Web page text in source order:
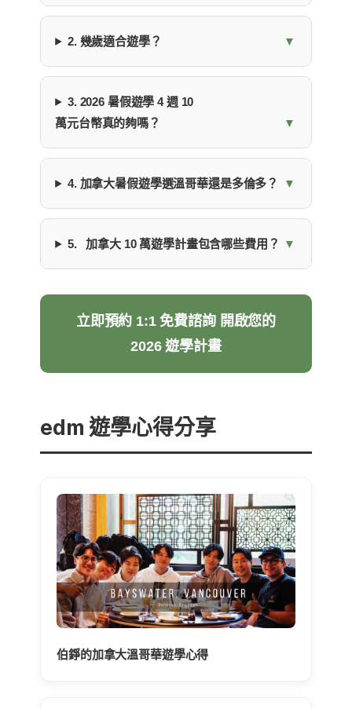
2. 幾歲適合遊學？
3. 2026 暑假遊學 4 週 10
萬元台幣真的夠嗎？
4. 加拿大暑假遊學選溫哥華還是多倫多？
5. 加拿大 10 萬遊學計畫包含哪些費用？
立即預約 1:1 免費諮詢 開啟您的
2026 遊學計畫
edm 遊學心得分享
伯錚的加拿大溫哥華遊學心得